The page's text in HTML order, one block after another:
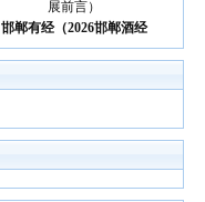
邯郸有经（2026邯郸酒经